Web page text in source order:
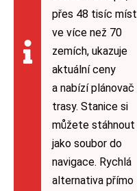
přes 48 tisíc míst
ve více než 70
zemích, ukazuje
aktuální ceny
a nabízí plánovač
trasy. Stanice si
můžete stáhnout
jako soubor do
navigace. Rychlá
alternativa přímo